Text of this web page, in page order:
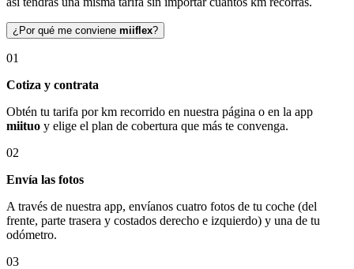
¿Por qué me conviene miiflex?
01
Cotiza y contrata
Obtén tu tarifa por km recorrido en nuestra página o en la app
miituo y elige el plan de cobertura que más te convenga.
02
Envía las fotos
A través de nuestra app, envíanos cuatro fotos de tu coche (del
frente, parte trasera y costados derecho e izquierdo) y una de tu
odómetro.
03